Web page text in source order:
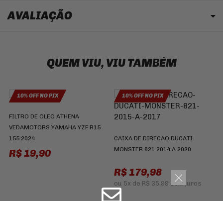
AVALIAÇÃO
QUEM VIU, VIU TAMBÉM
10% OFF NO PIX
FILTRO DE OLEO ATHENA
VEDAMOTORS YAMAHA YZF R15
155 2024
R$ 19,90
10% OFF NO PIX
CAIXA DE DIRECAO DUCATI
MONSTER 821 2014 A 2020
R$ 179,98
ou 5x de R$ 35,99 sem juros